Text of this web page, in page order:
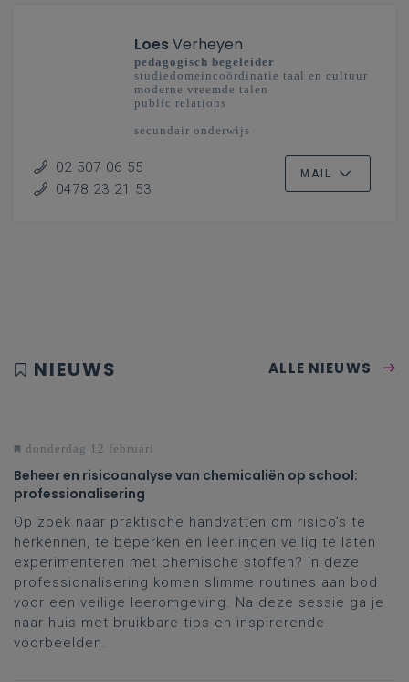
LoesVerheyen
pedagogisch begeleider
studiedomeincoördinatie taal en cultuur
moderne vreemde talen
public relations
secundair onderwijs
02 507 06 55
0478 23 21 53
MAIL
NIEUWS ALLE NIEUWS
donderdag 12 februari
Beheer en risicoanalyse van chemicaliën op school:
professionalisering
Op zoek naar praktische handvatten om risico’s te
herkennen, te beperken en leerlingen veilig te laten
experimenteren met chemische stoffen? In deze
professionalisering komen slimme routines aan bod
voor een veilige leeromgeving. Na deze sessie ga je
naar huis met bruikbare tips en inspirerende
voorbeelden.